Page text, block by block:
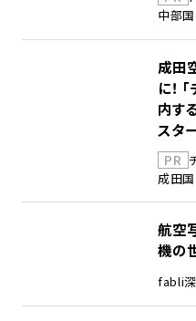
中部
成田
に！
内す
スタ
PR
成田
航空
機の
fabli